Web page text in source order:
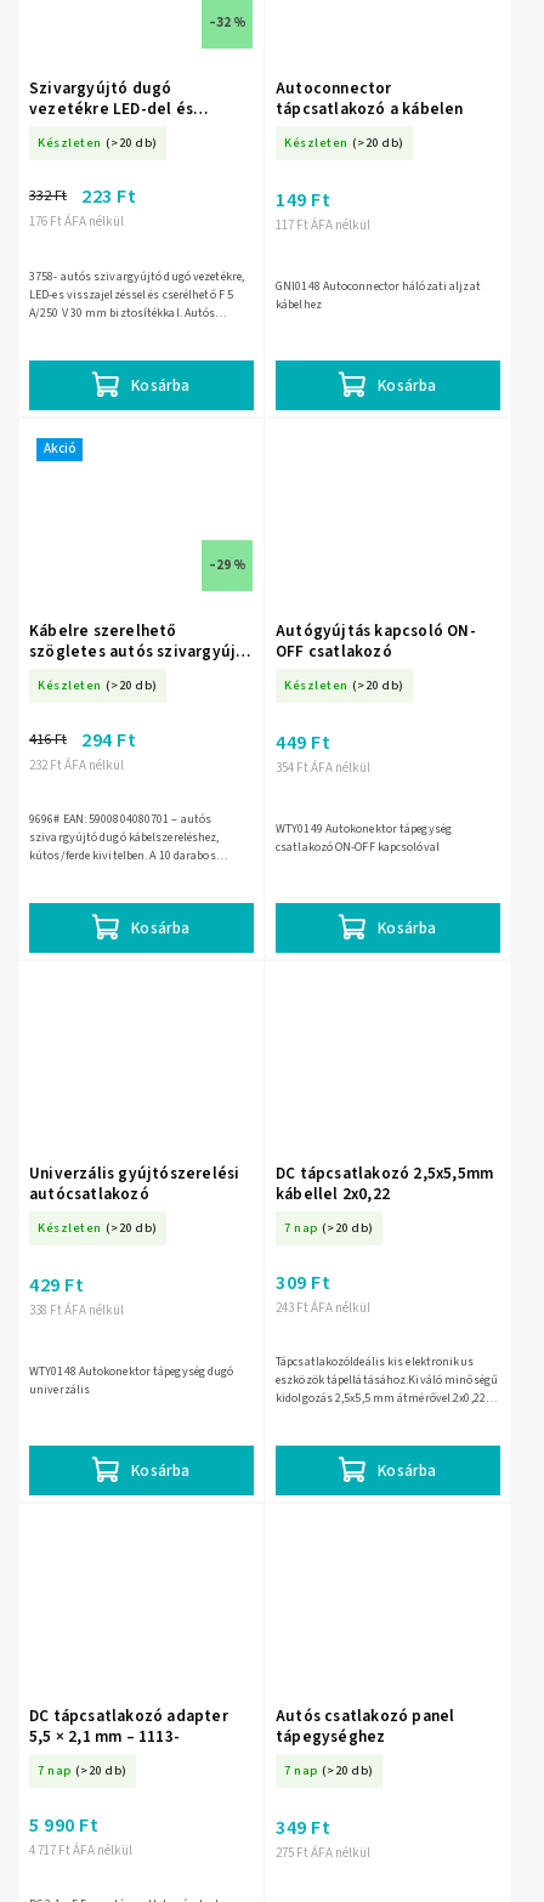
–32 %
Szivargyújtó dugó
vezetékre LED-del és
Készleten (>20 db)
176 Ft ÁFA nélkül
332 Ft 223 Ft
Kosárba
3758- autós szivargyújtó dugó vezetékre,
LED-es visszajelzéssel és cserélhető F 5
A/250 V 30 mm biztosítékkal. Autós
Autoconnector
tápcsatlakozó a kábelen
Készleten (>20 db)
117 Ft ÁFA nélkül
149 Ft
Kosárba
GNI0148 Autoconnector hálózati aljzat
kábelhez
Akció
–29 %
Kábelre szerelhető
szögletes autós szivargyújtó
Készleten (>20 db)
232 Ft ÁFA nélkül
416 Ft 294 Ft
Kosárba
9696# EAN: 5900804080701 – autós
szivargyújtó dugó kábelszereléshez,
kútos/ferde kivitelben. A 10 darabos
Autógyújtás kapcsoló ON-
OFF csatlakozó
Készleten (>20 db)
354 Ft ÁFA nélkül
449 Ft
Kosárba
WTY0149 Autokonektor tápegység
csatlakozó ON-OFF kapcsolóval
Univerzális gyújtószerelési
autócsatlakozó
Készleten (>20 db)
338 Ft ÁFA nélkül
429 Ft
Kosárba
WTY0148 Autokonektor tápegység dugó
univerzális
DC tápcsatlakozó 2,5x5,5mm
kábellel 2x0,22
7 nap (>20 db)
243 Ft ÁFA nélkül
309 Ft
Kosárba
TápcsatlakozóIdeális kis elektronikus
eszközök tápellátásához.Kiváló minőségű
kidolgozás 2,5x5,5 mm átmérővel.2x0,22
DC tápcsatlakozó adapter
5,5 × 2,1 mm – 1113-
7 nap (>20 db)
4 717 Ft ÁFA nélkül
5 990 Ft
Autós csatlakozó panel
tápegységhez
7 nap (>20 db)
275 Ft ÁFA nélkül
349 Ft